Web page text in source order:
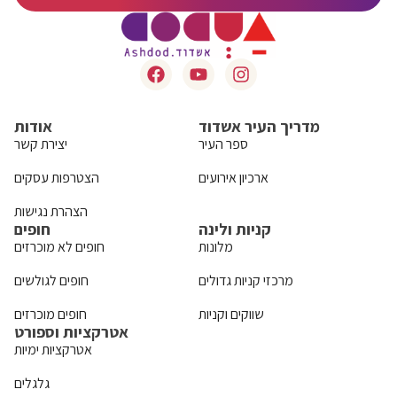
אודות
יצירת קשר
הצטרפות עסקים
הצהרת נגישות
מדריך העיר אשדוד
ספר העיר
ארכיון אירועים
חופים
חופים לא מוכרזים
חופים לגולשים
חופים מוכרזים
קניות ולינה
מלונות
מרכזי קניות גדולים
שווקים וקניות
אטרקציות וספורט
אטרקציות ימיות
גלגלים